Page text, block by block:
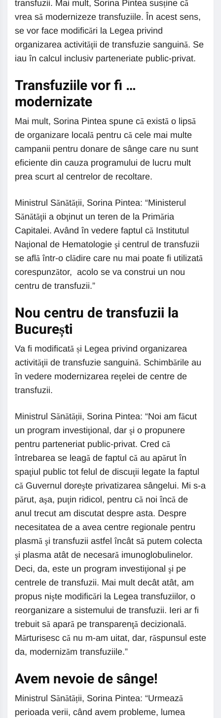
transfuzii. Mai mult, Sorina Pintea susține că
vrea să modernizeze transfuziile. În acest sens,
se vor face modificări la Legea privind
organizarea activităţii de transfuzie sanguină. Se
iau în calcul inclusiv parteneriate public-privat.
Transfuziile vor fi …
modernizate
Mai mult, Sorina Pintea spune că există o lipsă
de organizare locală pentru că cele mai multe
campanii pentru donare de sânge care nu sunt
eficiente din cauza programului de lucru mult
prea scurt al centrelor de recoltare.
Ministrul Sănătății, Sorina Pintea: “Ministerul
Sănătăţii a obţinut un teren de la Primăria
Capitalei. Având în vedere faptul că Institutul
Naţional de Hematologie şi centrul de transfuzii
se află într-o clădire care nu mai poate fi utilizată
corespunzător, acolo se va construi un nou
centru de transfuzii.”
Nou centru de transfuzii la
București
Va fi modificată și Legea privind organizarea
activităţii de transfuzie sanguină. Schimbările au
în vedere modernizarea reţelei de centre de
transfuzii.
Ministrul Sănătății, Sorina Pintea: “Noi am făcut
un program investiţional, dar şi o propunere
pentru parteneriat public-privat. Cred că
întrebarea se leagă de faptul că au apărut în
spaţiul public tot felul de discuţii legate la faptul
că Guvernul doreşte privatizarea sângelui. Mi s-a
părut, aşa, puţin ridicol, pentru că noi încă de
anul trecut am discutat despre asta. Despre
necesitatea de a avea centre regionale pentru
plasmă şi transfuzii astfel încât să putem colecta
şi plasma atât de necesară imunoglobulinelor.
Deci, da, este un program investiţional şi pe
centrele de transfuzii. Mai mult decât atât, am
propus nişte modificări la Legea transfuziilor, o
reorganizare a sistemului de transfuzii. Ieri ar fi
trebuit să apară pe transparenţă decizională.
Mărturisesc că nu m-am uitat, dar, răspunsul este
da, modernizăm transfuziile.”
Avem nevoie de sânge!
Ministrul Sănătății, Sorina Pintea: “Urmează
perioada verii, când avem probleme, lumea